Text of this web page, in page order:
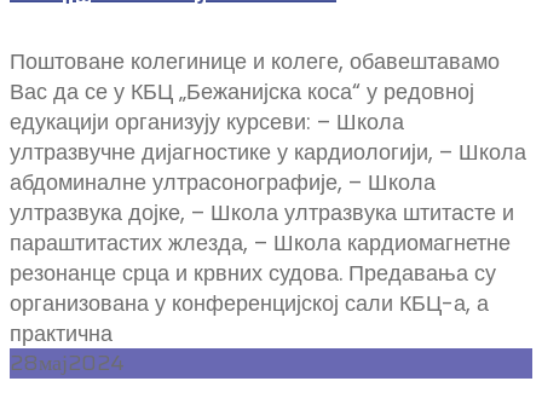
Поштоване колегинице и колеге, обавештавамо
Вас да се у КБЦ „Бежанијска коса“ у редовној
едукацији организују курсеви: – Школа
ултразвучне дијагностике у кардиологији, – Школа
абдоминалне ултрасонографије, – Школа
ултразвука дојке, – Школа ултразвука штитасте и
параштитастих жлезда, – Школа кардиомагнетне
резонанце срца и крвних судова. Предавања су
организована у конференцијској сали КБЦ-а, а
практична
28мај2024